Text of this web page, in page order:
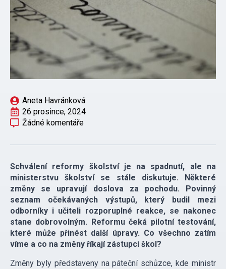
Aneta Havránková
26 prosince, 2024
Žádné komentáře
Schválení reformy školství je na spadnutí, ale na
ministerstvu školství se stále diskutuje. Některé
změny se upravují doslova za pochodu. Povinný
seznam očekávaných výstupů, který budil mezi
odborníky i učiteli rozporuplné reakce, se nakonec
stane dobrovolným. Reformu čeká pilotní testování,
které může přinést další úpravy. Co všechno zatím
víme a co na změny říkají zástupci škol?
Změny byly představeny na páteční schůzce, kde ministr